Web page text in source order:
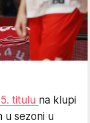
titulu na klupi
u sezoni u